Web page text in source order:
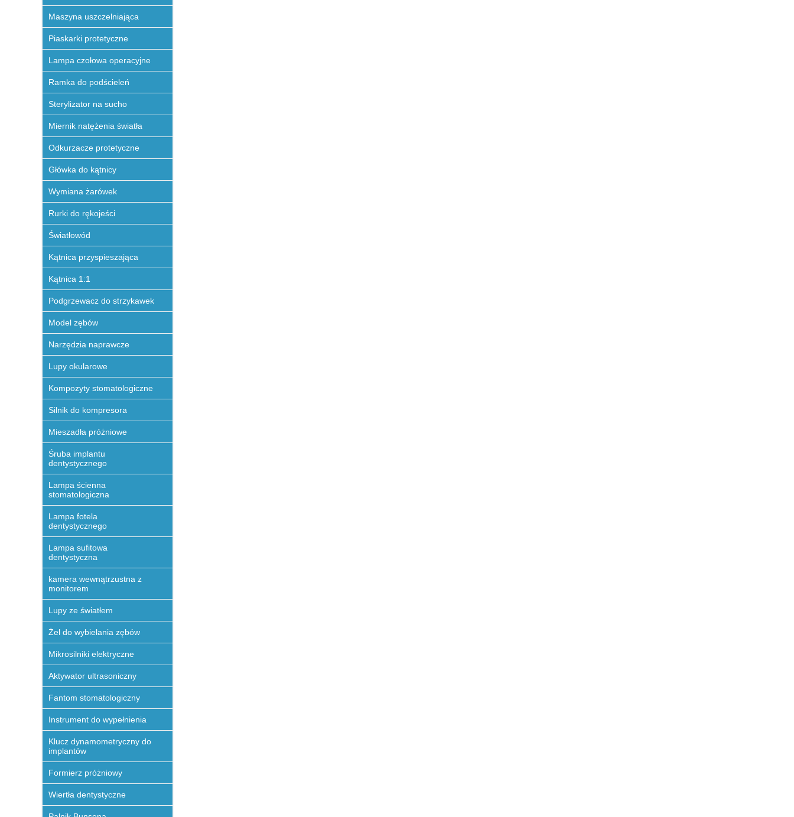
Maszyna uszczelniająca
Piaskarki protetyczne
Lampa czołowa operacyjne
Ramka do podścieleń
Sterylizator na sucho
Miernik natężenia światła
Odkurzacze protetyczne
Główka do kątnicy
Wymiana żarówek
Rurki do rękojeści
Światłowód
Kątnica przyspieszająca
Kątnica 1:1
Podgrzewacz do strzykawek
Model zębów
Narzędzia naprawcze
Lupy okularowe
Kompozyty stomatologiczne
Silnik do kompresora
Mieszadła próżniowe
Śruba implantu
dentystycznego
Lampa ścienna
stomatologiczna
Lampa fotela
dentystycznego
Lampa sufitowa
dentystyczna
kamera wewnątrzustna z
monitorem
Lupy ze światłem
Żel do wybielania zębów
Mikrosilniki elektryczne
Aktywator ultrasoniczny
Fantom stomatologiczny
Instrument do wypełnienia
Klucz dynamometryczny do
implantów
Formierz próżniowy
Wiertła dentystyczne